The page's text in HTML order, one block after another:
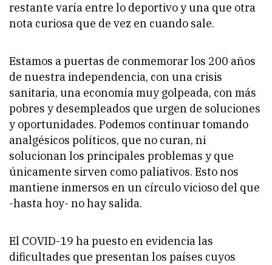
restante varía entre lo deportivo y una que otra
nota curiosa que de vez en cuando sale.
Estamos a puertas de conmemorar los 200 años
de nuestra independencia, con una crisis
sanitaria, una economía muy golpeada, con más
pobres y desempleados que urgen de soluciones
y oportunidades. Podemos continuar tomando
analgésicos políticos, que no curan, ni
solucionan los principales problemas y que
únicamente sirven como paliativos. Esto nos
mantiene inmersos en un círculo vicioso del que
-hasta hoy- no hay salida.
El COVID-19 ha puesto en evidencia las
dificultades que presentan los países cuyos